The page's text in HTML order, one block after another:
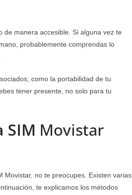
manera accesible. Si alguna vez te
probablemente comprendas lo
como la portabilidad de tu
tener presente, no solo para tu
SIM Movistar
Movistar, no te preocupes. Existen varias
te explicamos los métodos